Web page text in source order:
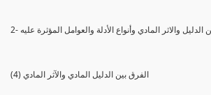
الدليل والاثر المادي وأنواع الأدلة والعوامل المؤثرة عليه
(4) الفرق بين الدليل المادي والآثر المادي